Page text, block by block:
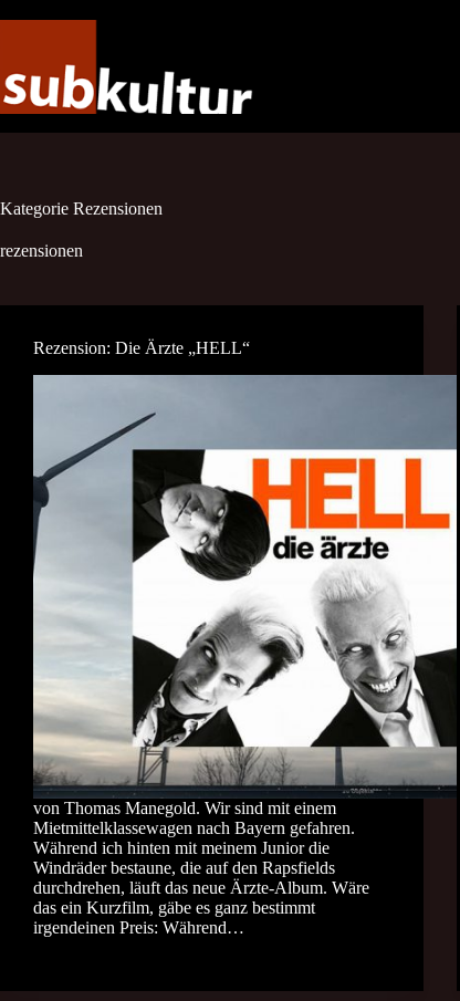
Kategorie Rezensionen
rezensionen
Rezension: Die Ärzte „HELL“
von Thomas Manegold. Wir sind mit einem
Mietmittelklassewagen nach Bayern gefahren.
Während ich hinten mit meinem Junior die
Windräder bestaune, die auf den Rapsfields
durchdrehen, läuft das neue Ärzte-Album. Wäre
das ein Kurzfilm, gäbe es ganz bestimmt
irgendeinen Preis: Während…